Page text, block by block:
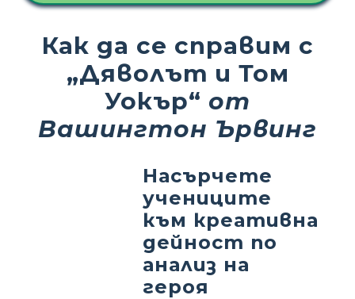
Как да се справим с
„Дяволът и Том
Уокър“ от
Вашингтон Ървинг
Насърчете
учениците
към креативна
дейност по
анализ на
героя